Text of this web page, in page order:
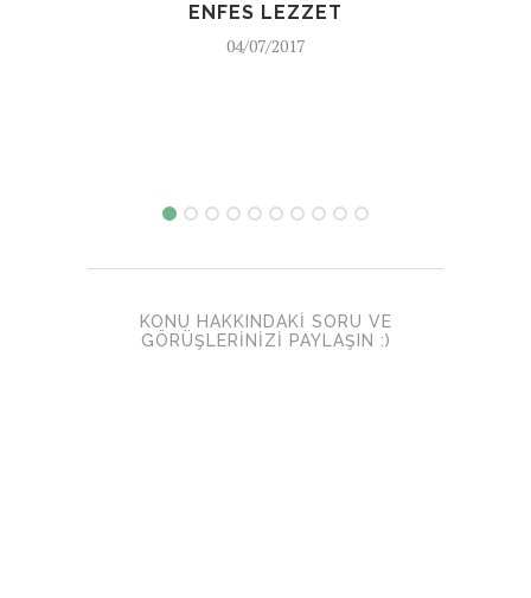
ENFES LEZZET
04/07/2017
KONU HAKKINDAKI SORU VE
GÖRÜŞLERINIZI PAYLAŞIN :)